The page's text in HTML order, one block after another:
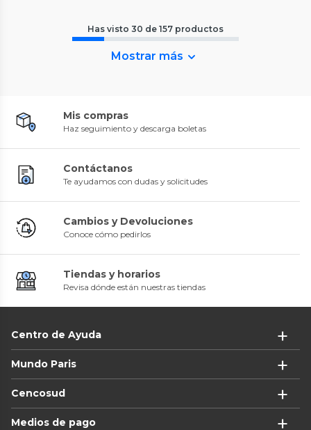
Has visto 30 de 157 productos
Mostrar más
Mis compras
Haz seguimiento y descarga boletas
Contáctanos
Te ayudamos con dudas y solicitudes
Cambios y Devoluciones
Conoce cómo pedirlos
Tiendas y horarios
Revisa dónde están nuestras tiendas
Centro de Ayuda
Mundo Paris
Cencosud
Medios de pago